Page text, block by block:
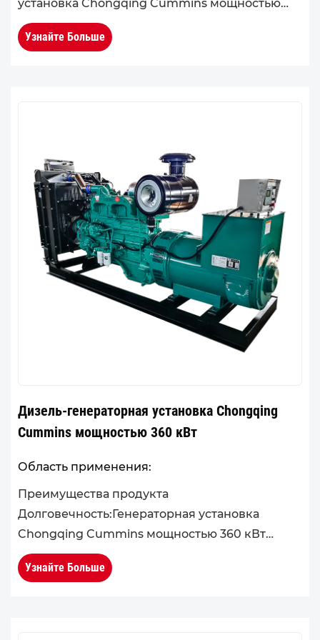
установка Chongqing Cummins мощностью
260 кВт отличается высокопрочной
интегрированной конструкцией блока
Узнайте Больше
Дизель-генераторная установка Chongqing
Cummins мощностью 360 кВт
Область применения:
Преимущества продукта
Долговечность:Генераторная установка
Chongqing Cummins мощностью 360 кВт
отличается высокопрочной интегрированной
конструкцией блока двигателя и головки
Узнайте Больше